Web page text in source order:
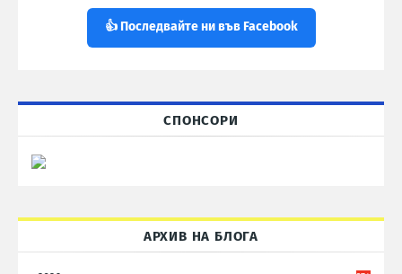
👍 Последвайте ни във Facebook
СПОНСОРИ
АРХИВ НА БЛОГА